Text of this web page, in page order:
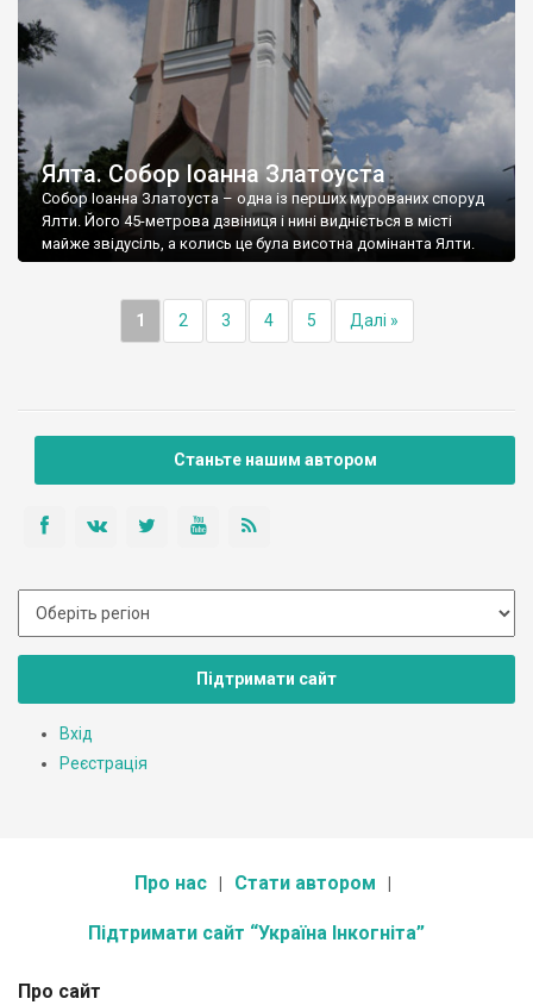
Ялта. Собор Іоанна Златоуста
Собор Іоанна Златоуста – одна із перших мурованих споруд
Ялти. Його 45-метрова дзвіниця і нині видніється в місті
майже звідусіль, а колись це була висотна домінанта Ялти.
1 2 3 4 5 Далі »
Станьте нашим автором
Підтримати сайт
Вхід
Реєстрація
Про нас Стати автором
Підтримати сайт “Україна Інкогніта”
Про сайт